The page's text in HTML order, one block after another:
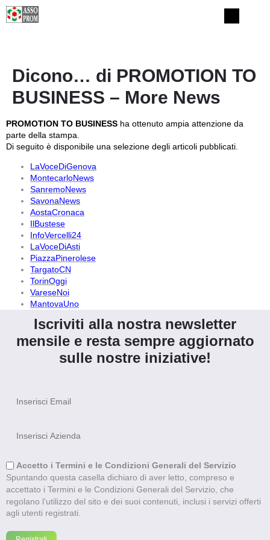
Dicono… di PROMOTION TO
BUSINESS – More News
PROMOTION TO BUSINESS ha ottenuto ampia attenzione da
parte della stampa.
Di seguito è disponibile una selezione degli articoli pubblicati.
LaVoceDiGenova
MontecarloNews
SanremoNews
SavonaNews
AostaCronaca
IlBustese
InfoVercelli24
LaVoceDiAsti
PiazzaPinerolese
TargatoCN
TorinOggi
VareseNoi
MantovaUno
Iscriviti alla nostra newsletter
mensile e resta sempre aggiornato
sulle nostre iniziative!
Accetto i Termini e le Condizioni Generali del Servizio
Spuntando questa casella dichiaro di aver letto, compreso e
accettato i Termini e le Condizioni Generali del Servizio, che
regolano l’utilizzo del sito e dei suoi contenuti, inclusi i servizi offerti
agli utenti registrati.